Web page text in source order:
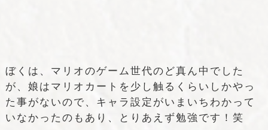
ぼくは、マリオのゲーム世代のど真ん中でした
が、娘はマリオカートを少し触るくらいしかやっ
た事がないので、キャラ設定がいまいちわかって
いなかったのもあり、とりあえず勉強です！笑